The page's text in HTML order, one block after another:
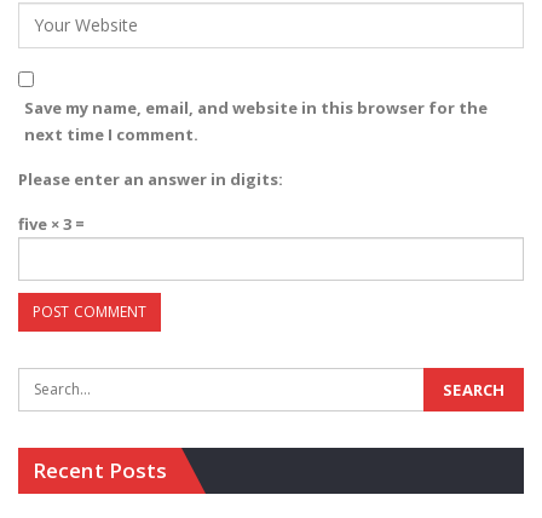
Save my name, email, and website in this browser for the
next time I comment.
Please enter an answer in digits:
five × 3 =
Recent Posts